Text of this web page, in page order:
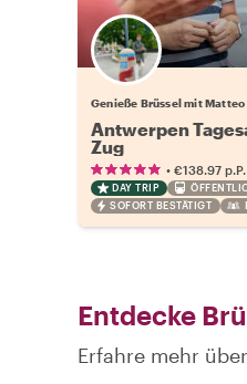
Genieße Brüssel mit Matteo
Antwerpen
Zug
• €138.97 p.P.
DAY TRIP
SOFORT BESTÄTIGT
Entdecke
Erfahre mehr